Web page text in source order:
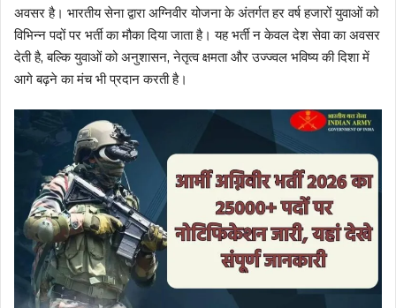
अवसर है। भारतीय सेना द्वारा अग्निवीर योजना के अंतर्गत हर वर्ष हजारों युवाओं को
विभिन्न पदों पर भर्ती का मौका दिया जाता है। यह भर्ती न केवल देश सेवा का अवसर
देती है, बल्कि युवाओं को अनुशासन, नेतृत्व क्षमता और उज्ज्वल भविष्य की दिशा में
आगे बढ़ने का मंच भी प्रदान करती है।